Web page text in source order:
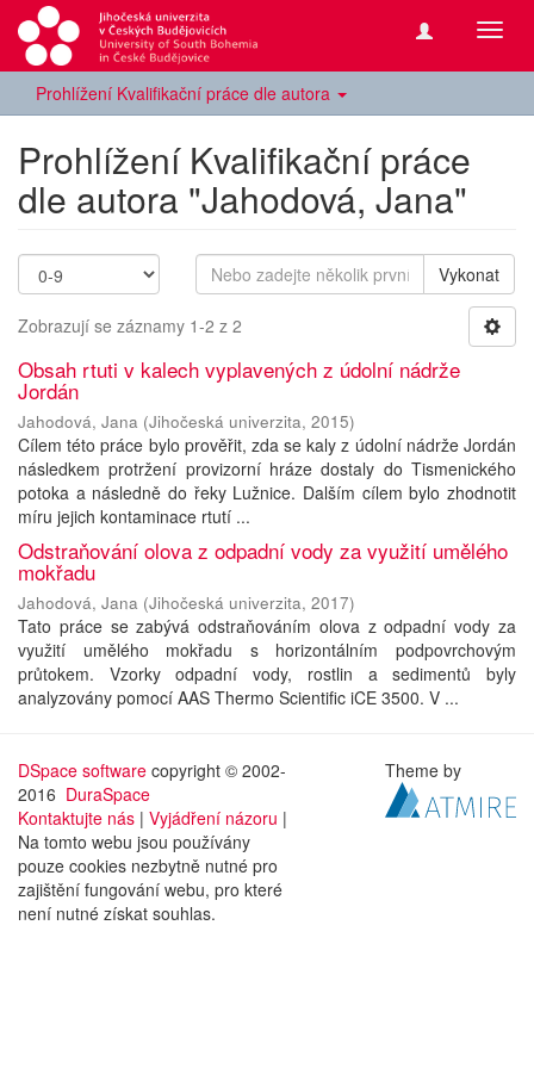
Prohlížení Kvalifikační práce dle autora
Prohlížení Kvalifikační práce
dle autora "Jahodová, Jana"
Vykonat
Zobrazují se záznamy 1-2 z 2
Obsah rtuti v kalech vyplavených z údolní nádrže
Jordán
Jahodová, Jana (Jihočeská univerzita, 2015)
Cílem této práce bylo prověřit, zda se kaly z údolní nádrže Jordán
následkem protržení provizorní hráze dostaly do Tismenického
potoka a následně do řeky Lužnice. Dalším cílem bylo zhodnotit
míru jejich kontaminace rtutí ...
Odstraňování olova z odpadní vody za využití umělého
mokřadu
Jahodová, Jana (Jihočeská univerzita, 2017)
Tato práce se zabývá odstraňováním olova z odpadní vody za
využití umělého mokřadu s horizontálním podpovrchovým
průtokem. Vzorky odpadní vody, rostlin a sedimentů byly
analyzovány pomocí AAS Thermo Scientific iCE 3500. V ...
DSpace software copyright © 2002-
2016 DuraSpace
Kontaktujte nás | Vyjádření názoru |
Na tomto webu jsou používány
pouze cookies nezbytně nutné pro
zajištění fungování webu, pro které
není nutné získat souhlas.
Theme by